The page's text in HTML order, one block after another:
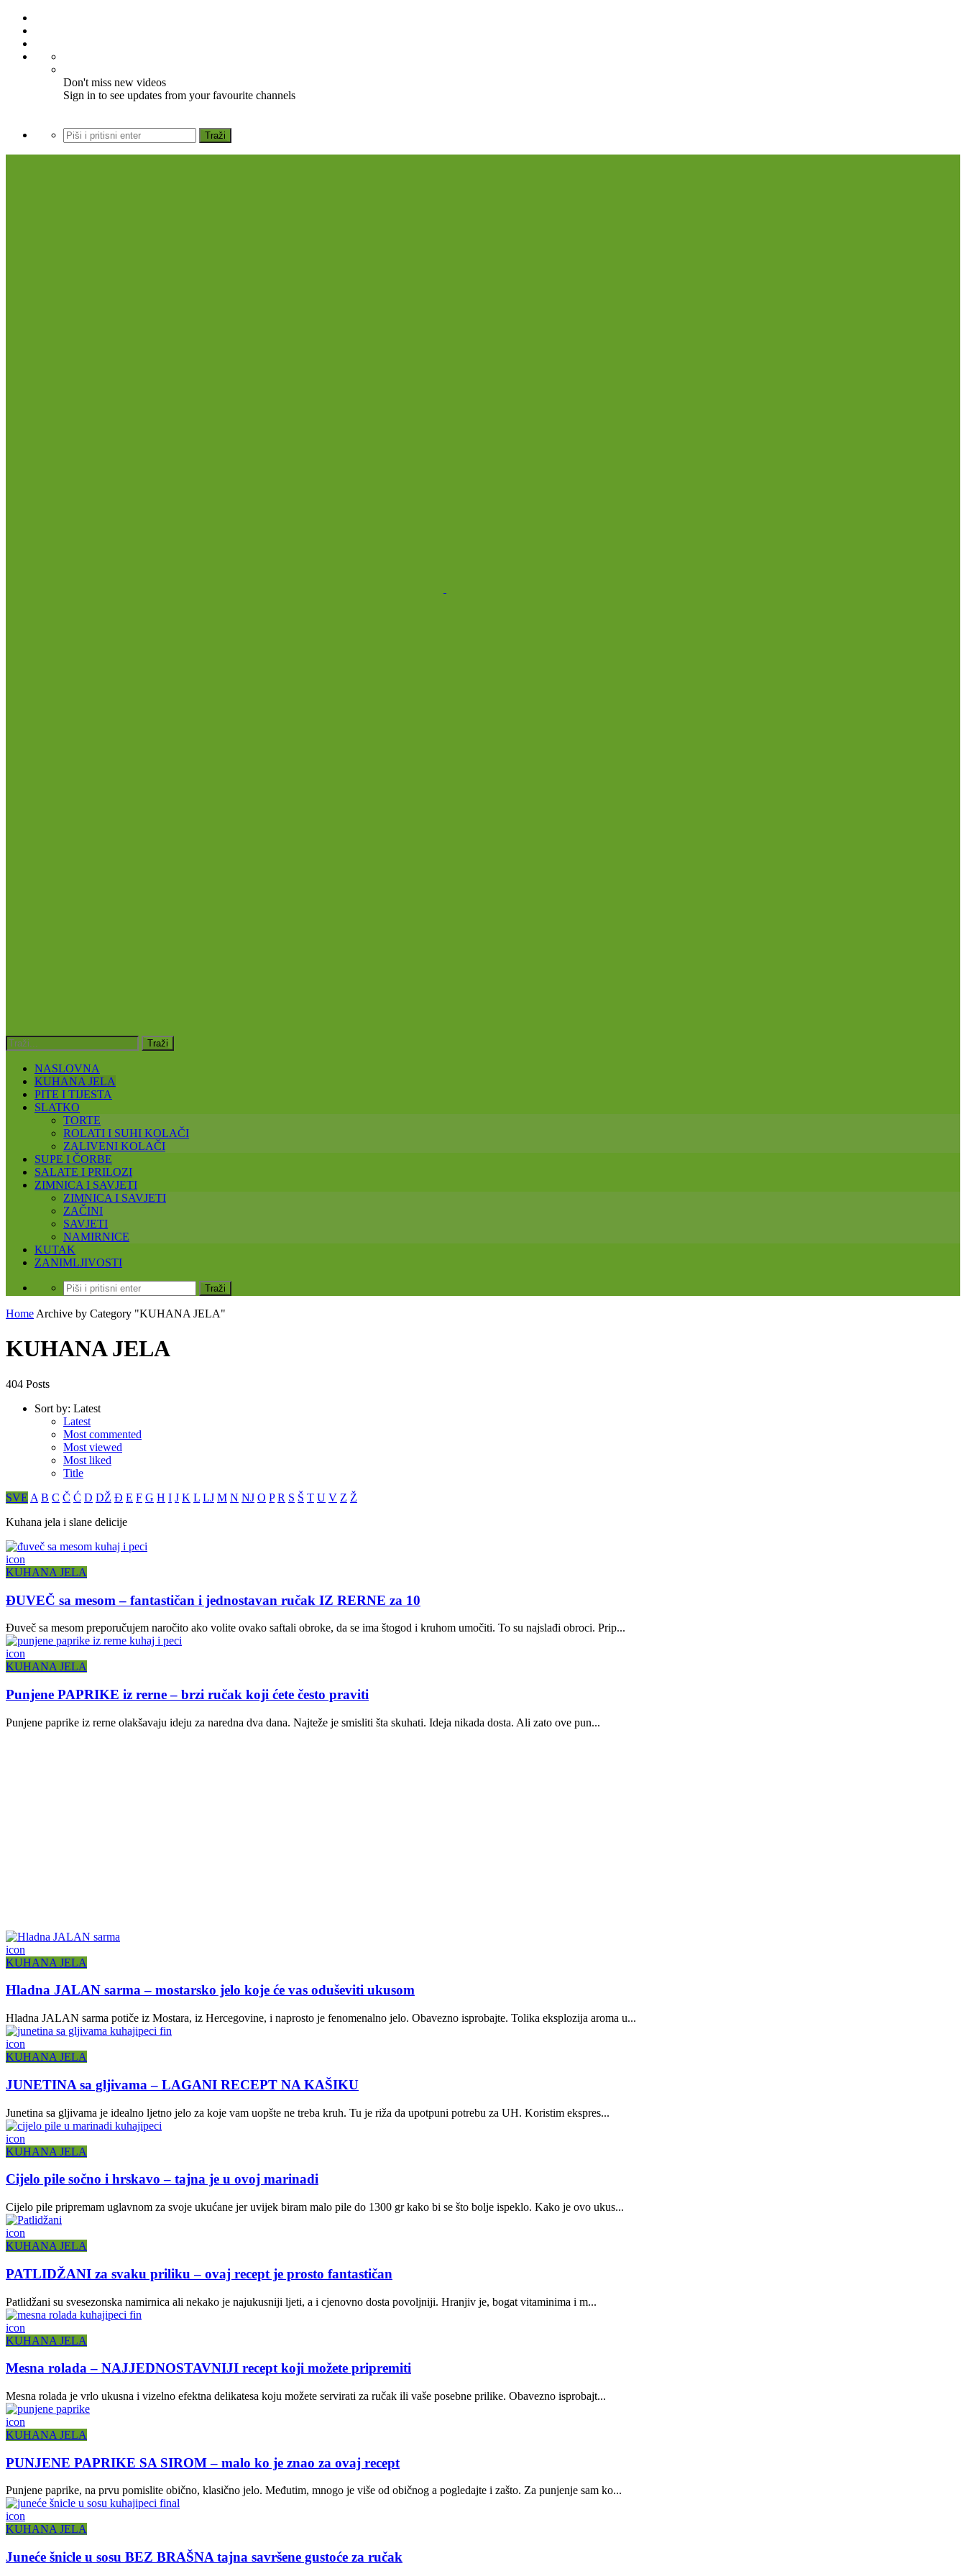
Don't miss new videos
Sign in to see updates from your favourite channels
NASLOVNA
KUHANA JELA
PITE I TIJESTA
SLATKO
TORTE
ROLATI I SUHI KOLAČI
ZALIVENI KOLAČI
SUPE I ČORBE
SALATE I PRILOZI
ZIMNICA I SAVJETI
ZIMNICA I SAVJETI
ZAČINI
SAVJETI
NAMIRNICE
KUTAK
ZANIMLJIVOSTI
Home Archive by Category "KUHANA JELA"
KUHANA JELA
404 Posts
Sort by: Latest
Latest
Most commented
Most viewed
Most liked
Title
SVE A B C Č Ć D DŽ Đ E F G H I J K L LJ M N NJ O P R S Š T U V Z Ž
Kuhana jela i slane delicije
icon
KUHANA JELA
ĐUVEČ sa mesom – fantastičan i jednostavan ručak IZ RERNE za 10
Đuveč sa mesom preporučujem naročito ako volite ovako saftali obroke, da se ima štogod i kruhom umočiti. To su najslađi obroci. Prip...
icon
KUHANA JELA
Punjene PAPRIKE iz rerne – brzi ručak koji ćete često praviti
Punjene paprike iz rerne olakšavaju ideju za naredna dva dana. Najteže je smisliti šta skuhati. Ideja nikada dosta. Ali zato ove pun...
icon
KUHANA JELA
Hladna JALAN sarma – mostarsko jelo koje će vas oduševiti ukusom
Hladna JALAN sarma potiče iz Mostara, iz Hercegovine, i naprosto je fenomenalno jelo. Obavezno isprobajte. Tolika eksplozija aroma u...
icon
KUHANA JELA
JUNETINA sa gljivama – LAGANI RECEPT NA KAŠIKU
Junetina sa gljivama je idealno ljetno jelo za koje vam uopšte ne treba kruh. Tu je riža da upotpuni potrebu za UH. Koristim ekspres...
icon
KUHANA JELA
Cijelo pile sočno i hrskavo – tajna je u ovoj marinadi
Cijelo pile pripremam uglavnom za svoje ukućane jer uvijek biram malo pile do 1300 gr kako bi se što bolje ispeklo. Kako je ovo ukus...
icon
KUHANA JELA
PATLIDŽANI za svaku priliku – ovaj recept je prosto fantastičan
Patlidžani su svesezonska namirnica ali nekako je najukusniji ljeti, a i cjenovno dosta povoljniji. Hranjiv je, bogat vitaminima i m...
icon
KUHANA JELA
Mesna rolada – NAJJEDNOSTAVNIJI recept koji možete pripremiti
Mesna rolada je vrlo ukusna i vizelno efektna delikatesa koju možete servirati za ručak ili vaše posebne prilike. Obavezno isprobajt...
icon
KUHANA JELA
PUNJENE PAPRIKE SA SIROM – malo ko je znao za ovaj recept
Punjene paprike, na prvu pomislite obično, klasično jelo. Međutim, mnogo je više od običnog a pogledajte i zašto. Za punjenje sam ko...
icon
KUHANA JELA
Juneće šnicle u sosu BEZ BRAŠNA tajna savršene gustoće za ručak